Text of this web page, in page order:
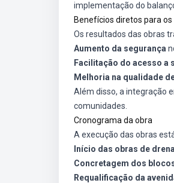
implementação do
Benefícios diretos para
Os resultados das obras
Aumento da segurança
Facilitação do acesso a
Melhoria na qualidade
Além disso, a integração
comunidades.
Cronograma da obra
A execução das obras
Início das obras de
Concretagem dos
Requalificação da